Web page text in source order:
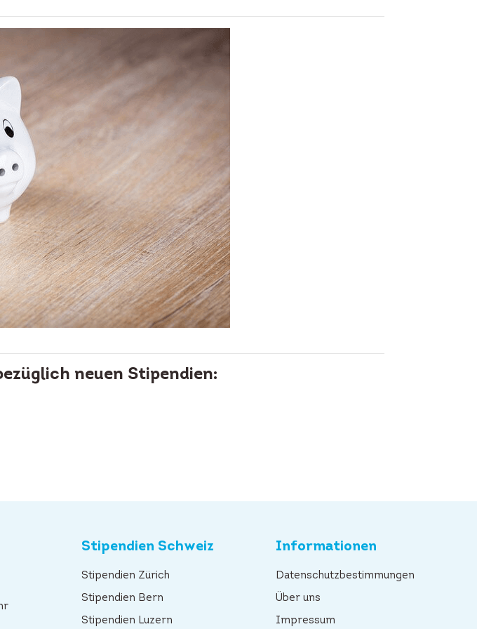
neuen Stipendien:
Stipendien Schweiz
Stipendien Zürich
Stipendien Bern
Stipendien Luzern
Informationen
Datenschutzbestimmungen
Über uns
Impressum